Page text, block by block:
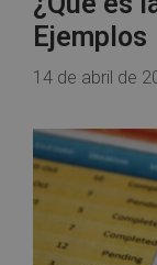
Ejemplos
14 de abril de